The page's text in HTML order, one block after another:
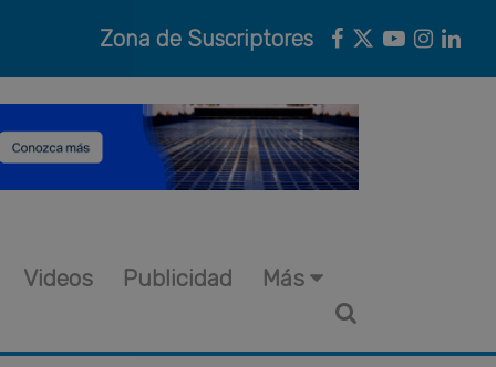
Zona de Suscriptores
Videos Publicidad Más